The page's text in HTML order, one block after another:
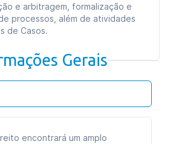
e arbitragem, formalização e
processos, além de atividades
de Casos.
Gerais
encontrará um amplo